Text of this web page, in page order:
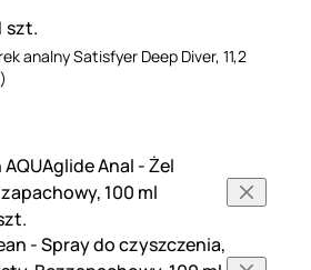
szt.
analny Satisfyer Deep Diver, 11,2
Anal - Żel
100 ml
- Spray do czyszczenia,